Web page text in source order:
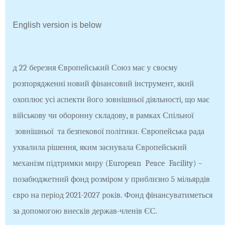
English version is below
д 22 березня Європейський Союз має у своєму
розпорядженні новий фінансовий інструмент, який
охоплює усі аспекти його зовнішньої діяльності, що має
військову чи оборонну складову, в рамках Спільної
зовнішньої та безпекової політики. Європейська рада
ухвалила рішення, яким заснувала Європейський
механізм підтримки миру (European Peace Facility) –
позабюджетний фонд розміром у приблизно 5 мільярдів
євро на період 2021-2027 років. Фонд фінансуватиметься
за допомогою внесків держав-членів ЄС.